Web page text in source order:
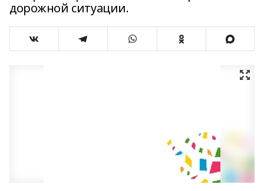
дорожной ситуации.